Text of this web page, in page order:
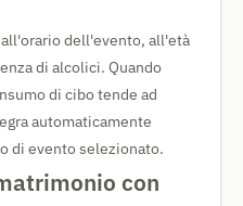
dell'evento, all'età
di alcolici. Quando
di cibo tende ad
automaticamente
di evento selezionato.
con